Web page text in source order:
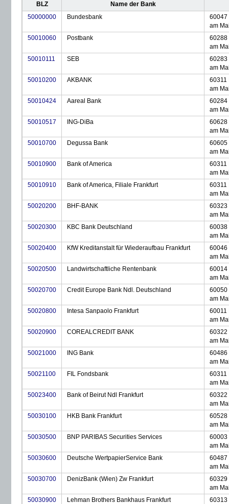
BLZ
Name der Bank
50000000
Bundesbank
60047
am
50010060
Postbank
60288
am
50010111
SEB
60283
am
50010200
AKBANK
60311
am
50010424
Aareal Bank
60284
am
50010517
ING-DiBa
60628
am
50010700
Degussa Bank
60605
am
50010900
Bank of America
60311
am
50010910
Bank of America, Filiale Frankfurt
60311
am
50020200
BHF-BANK
60323
am
50020300
KBC Bank Deutschland
60038
am
50020400
KfW Kreditanstalt für Wiederaufbau Frankfurt
60046
am
50020500
Landwirtschaftliche Rentenbank
60014
am
50020700
Credit Europe Bank Ndl. Deutschland
60050
am
50020800
Intesa Sanpaolo Frankfurt
60011
am
50020900
COREALCREDIT BANK
60322
am
50021000
ING Bank
60486
am
50021100
FIL Fondsbank
60311
am
50023400
Bank of Beirut Ndl Frankfurt
60322
am
50030100
HKB Bank Frankfurt
60528
am
50030500
BNP PARIBAS Securities Services
60003
am
50030600
Deutsche WertpapierService Bank
60487
am
50030700
DenizBank (Wien) Zw Frankfurt
60329
am
50030900
Lehman Brothers Bankhaus Frankfurt
60313